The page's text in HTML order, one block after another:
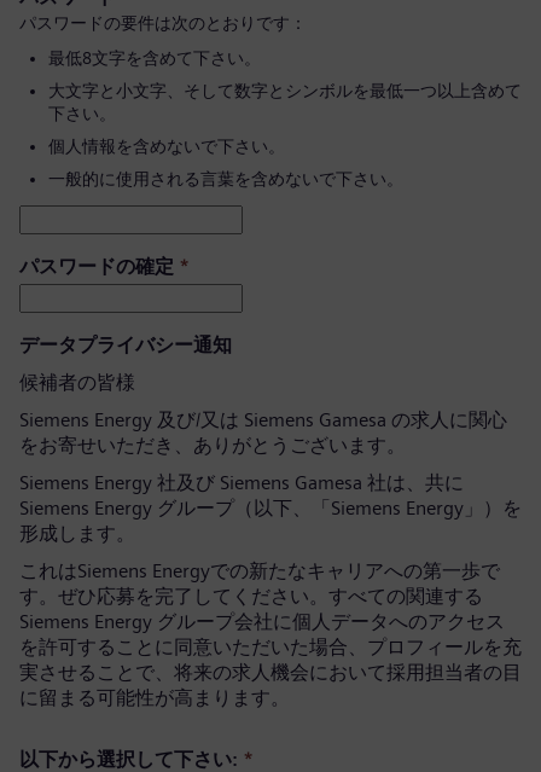
パスワードの要件は次のとおりです：
最低8文字を含めて下さい。
大文字と小文字、そして数字とシンボルを最低一つ以上含めて
下さい。
個人情報を含めないで下さい。
一般的に使用される言葉を含めないで下さい。
パスワードの確定 *
データプライバシー通知
候補者の皆様
Siemens Energy 及び/又は Siemens Gamesa の求人に関心
をお寄せいただき、ありがとうございます。
Siemens Energy 社及び Siemens Gamesa 社は、共に
Siemens Energy グループ（以下、「Siemens Energy」）を
形成します。
これはSiemens Energyでの新たなキャリアへの第一歩で
す。ぜひ応募を完了してください。すべての関連する
Siemens Energy グループ会社に個人データへのアクセス
を許可することに同意いただいた場合、プロフィールを充
実させることで、将来の求人機会において採用担当者の目
に留まる可能性が高まります。
以下から選択して下さい: *